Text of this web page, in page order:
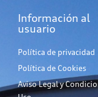
Información al
usuario
Política de privacidad
Política de Cookies
Aviso Legal y